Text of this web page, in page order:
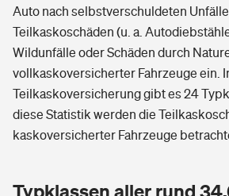
Auto nach selbstverschuldeten
Teilkaskoschäden (u. a.
Wildunfälle oder Schäden durch
vollkaskoversicherter Fahrzeuge ein.
Teilkaskoversicherung gibt es 24
diese Statistik werden die
kaskoversicherter Fahrzeuge
Typklassen aller rund